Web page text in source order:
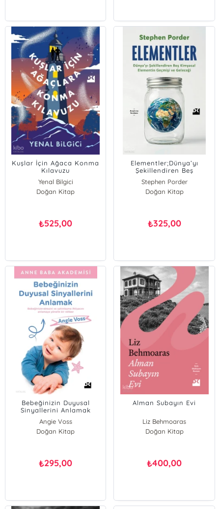
Kuşlar İçin Ağaca Konma
Kılavuzu
Yenal Bilgici
Doğan Kitap
₺525,00
Elementler;Dünya’yı
Şekillendiren Beş
Kimyasal Elementin
Geçmişi ve Geleceği
Stephen Porder
Doğan Kitap
₺325,00
Bebeğinizin Duyusal
Sinyallerini Anlamak
Angie Voss
Doğan Kitap
₺295,00
Alman Subayın Evi
Liz Behmoaras
Doğan Kitap
₺400,00